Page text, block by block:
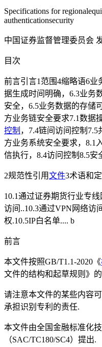
Specifications for
authenticationsecurity
中国证券监督管理委员会
目次
前言引言1范围4缩略语6业
据生成时间明确，6.3业务
安全，6.5业务数据的存储
方业务链安全要求7.1数据
控制 ，7.4链间访间控制7.5
方业务系统安全要求，8.1
信执行，8.4访问控制8.5安
2规范性引用文件3术语和
10.1通过证券期货行业专
访间..10.3通过VPN网络访
权.10.5IP白名单.... b
前言
本文件按照GB/T1.1-2020《
文件的结构和起草规则》
请注意本文件的某些内容
承担识别专利的责任.
本文件由全国金融标准化
（SAC/TC180/SC4）提出.